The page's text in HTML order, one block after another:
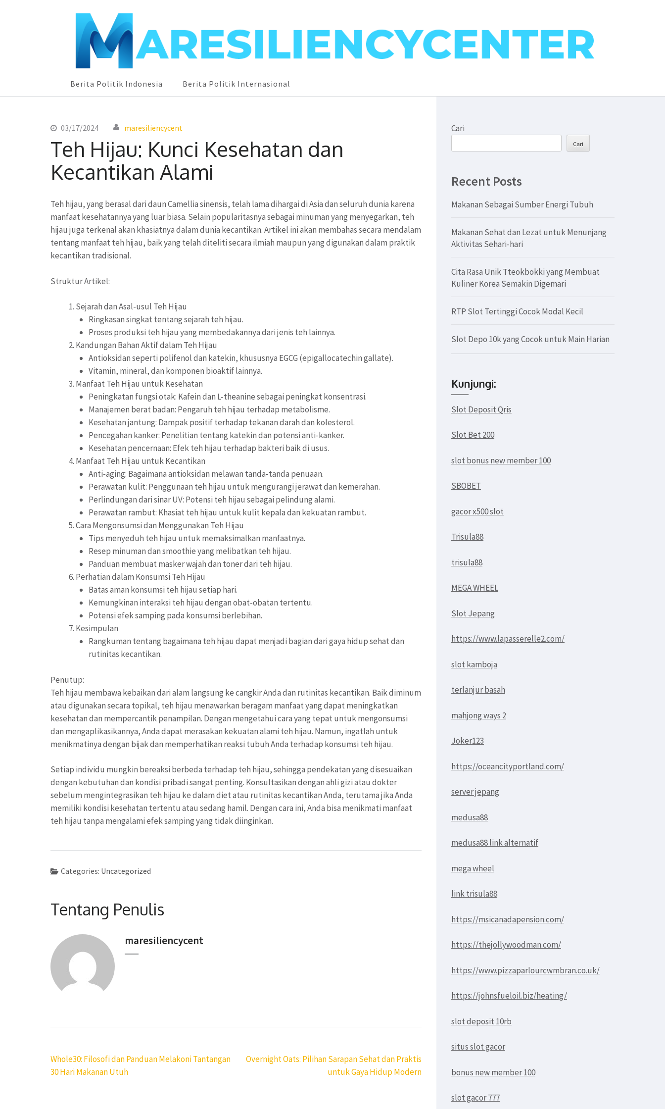
maresiliencycenter
Berita Politik Indonesia Berita Politik Internasional
03/17/2024 maresiliencycent
Teh Hijau: Kunci Kesehatan dan
Kecantikan Alami
Teh hijau, yang berasal dari daun Camellia sinensis, telah lama dihargai di Asia dan seluruh dunia karena
manfaat kesehatannya yang luar biasa. Selain popularitasnya sebagai minuman yang menyegarkan, teh
hijau juga terkenal akan khasiatnya dalam dunia kecantikan. Artikel ini akan membahas secara mendalam
tentang manfaat teh hijau, baik yang telah diteliti secara ilmiah maupun yang digunakan dalam praktik
kecantikan tradisional.
Struktur Artikel:
Sejarah dan Asal-usul Teh Hijau
Ringkasan singkat tentang sejarah teh hijau.
Proses produksi teh hijau yang membedakannya dari jenis teh lainnya.
Kandungan Bahan Aktif dalam Teh Hijau
Antioksidan seperti polifenol dan katekin, khususnya EGCG (epigallocatechin gallate).
Vitamin, mineral, dan komponen bioaktif lainnya.
Manfaat Teh Hijau untuk Kesehatan
Peningkatan fungsi otak: Kafein dan L-theanine sebagai peningkat konsentrasi.
Manajemen berat badan: Pengaruh teh hijau terhadap metabolisme.
Kesehatan jantung: Dampak positif terhadap tekanan darah dan kolesterol.
Pencegahan kanker: Penelitian tentang katekin dan potensi anti-kanker.
Kesehatan pencernaan: Efek teh hijau terhadap bakteri baik di usus.
Manfaat Teh Hijau untuk Kecantikan
Anti-aging: Bagaimana antioksidan melawan tanda-tanda penuaan.
Perawatan kulit: Penggunaan teh hijau untuk mengurangi jerawat dan kemerahan.
Perlindungan dari sinar UV: Potensi teh hijau sebagai pelindung alami.
Perawatan rambut: Khasiat teh hijau untuk kulit kepala dan kekuatan rambut.
Cara Mengonsumsi dan Menggunakan Teh Hijau
Tips menyeduh teh hijau untuk memaksimalkan manfaatnya.
Resep minuman dan smoothie yang melibatkan teh hijau.
Panduan membuat masker wajah dan toner dari teh hijau.
Perhatian dalam Konsumsi Teh Hijau
Batas aman konsumsi teh hijau setiap hari.
Kemungkinan interaksi teh hijau dengan obat-obatan tertentu.
Potensi efek samping pada konsumsi berlebihan.
Kesimpulan
Rangkuman tentang bagaimana teh hijau dapat menjadi bagian dari gaya hidup sehat dan
rutinitas kecantikan.
Penutup:
Teh hijau membawa kebaikan dari alam langsung ke cangkir Anda dan rutinitas kecantikan. Baik diminum
atau digunakan secara topikal, teh hijau menawarkan beragam manfaat yang dapat meningkatkan
kesehatan dan mempercantik penampilan. Dengan mengetahui cara yang tepat untuk mengonsumsi
dan mengaplikasikannya, Anda dapat merasakan kekuatan alami teh hijau. Namun, ingatlah untuk
menikmatinya dengan bijak dan memperhatikan reaksi tubuh Anda terhadap konsumsi teh hijau.
Setiap individu mungkin bereaksi berbeda terhadap teh hijau, sehingga pendekatan yang disesuaikan
dengan kebutuhan dan kondisi pribadi sangat penting. Konsultasikan dengan ahli gizi atau dokter
sebelum mengintegrasikan teh hijau ke dalam diet atau rutinitas kecantikan Anda, terutama jika Anda
memiliki kondisi kesehatan tertentu atau sedang hamil. Dengan cara ini, Anda bisa menikmati manfaat
teh hijau tanpa mengalami efek samping yang tidak diinginkan.
Categories: Uncategorized
Tentang Penulis
maresiliencycent
Navigasi
pos
Whole30: Filosofi dan Panduan Melakoni Tantangan
30 Hari Makanan Utuh
Overnight Oats: Pilihan Sarapan Sehat dan Praktis
untuk Gaya Hidup Modern
Cari
Cari
Recent Posts
Makanan Sebagai Sumber Energi Tubuh
Makanan Sehat dan Lezat untuk Menunjang
Aktivitas Sehari-hari
Cita Rasa Unik Tteokbokki yang Membuat
Kuliner Korea Semakin Digemari
RTP Slot Tertinggi Cocok Modal Kecil
Slot Depo 10k yang Cocok untuk Main Harian
Kunjungi:
Slot Deposit Qris
Slot Bet 200
slot bonus new member 100
SBOBET
gacor x500 slot
Trisula88
trisula88
MEGA WHEEL
Slot Jepang
https://www.lapasserelle2.com/
slot kamboja
terlanjur basah
mahjong ways 2
Joker123
https://oceancityportland.com/
server jepang
medusa88
medusa88 link alternatif
mega wheel
link trisula88
https://msicanadapension.com/
https://thejollywoodman.com/
https://www.pizzaparlourcwmbran.co.uk/
https://johnsfueloil.biz/heating/
slot deposit 10rb
situs slot gacor
bonus new member 100
slot gacor 777